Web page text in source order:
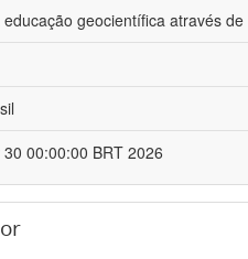
geocientífica através de
00:00:00 BRT 2026